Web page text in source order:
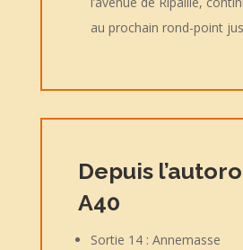
au prochain rond-point
Depuis
A40
Sortie 14 : Annemasse